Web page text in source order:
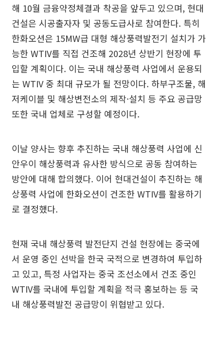
해 10월 금융약정체결과 착공을 앞두고 있으며, 현대
건설은 시공출자자 및 공동도급사로 참여한다. 특히
한화오션은 15MW급 대형 해상풍력발전기 설치가 가
능한 WTIV를 직접 건조해 2028년 상반기 현장에 투
입할 계획이다. 이는 국내 해상풍력 사업에서 운용되
는 WTIV 중 최대 규모가 될 전망이다. 하부구조물, 해
저케이블 및 해상변전소의 제작·설치 등 주요 공급망
또한 국내 업체로 구성할 예정이다.
이날 양사는 향후 추진하는 국내 해상풍력 사업에 신
안우이 해상풍력과 유사한 방식으로 공동 참여하는
방안에 대해 합의했다. 이어 현대건설이 추진하는 해
상풍력 사업에 한화오션이 건조한 WTIV를 활용하기
로 결정했다.
현재 국내 해상풍력 발전단지 건설 현장에는 중국에
서 운영 중인 선박을 한국 국적으로 변경하여 투입하
고 있고, 특정 사업자는 중국 조선소에서 건조 중인
WTIV를 국내에 투입할 계획을 적극 홍보하는 등 국
내 해상풍력발전 공급망이 위협받고 있다.